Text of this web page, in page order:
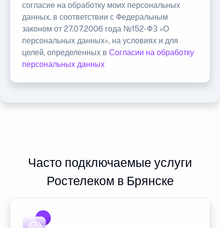
согласие на обработку моих персональных
данных, в соответствии с Федеральным
законом от 27.07.2006 года №152-ФЗ «О
персональных данных», на условиях и для
целей, определенных в Согласии на обработку
персональных данных
Часто подключаемые услуги
Ростелеком в Брянске